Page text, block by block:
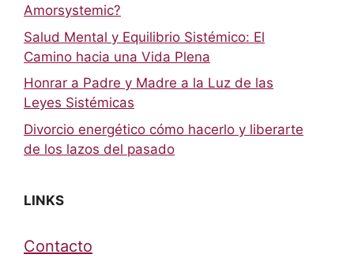
Amorsystemic?
Salud Mental y Equilibrio Sistémico: El
Camino hacia una Vida Plena
Honrar a Padre y Madre a la Luz de las
Leyes Sistémicas
Divorcio energético cómo hacerlo y liberarte
de los lazos del pasado
LINKS
Contacto